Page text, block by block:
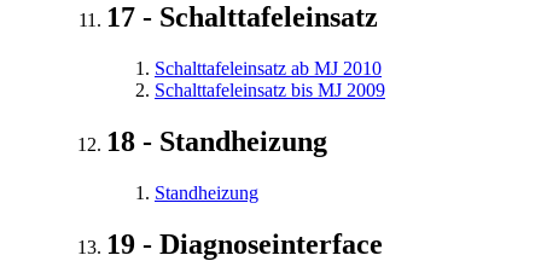
17 - Schalttafeleinsatz
Schalttafeleinsatz ab MJ 2010
Schalttafeleinsatz bis MJ 2009
18 - Standheizung
Standheizung
19 - Diagnoseinterface